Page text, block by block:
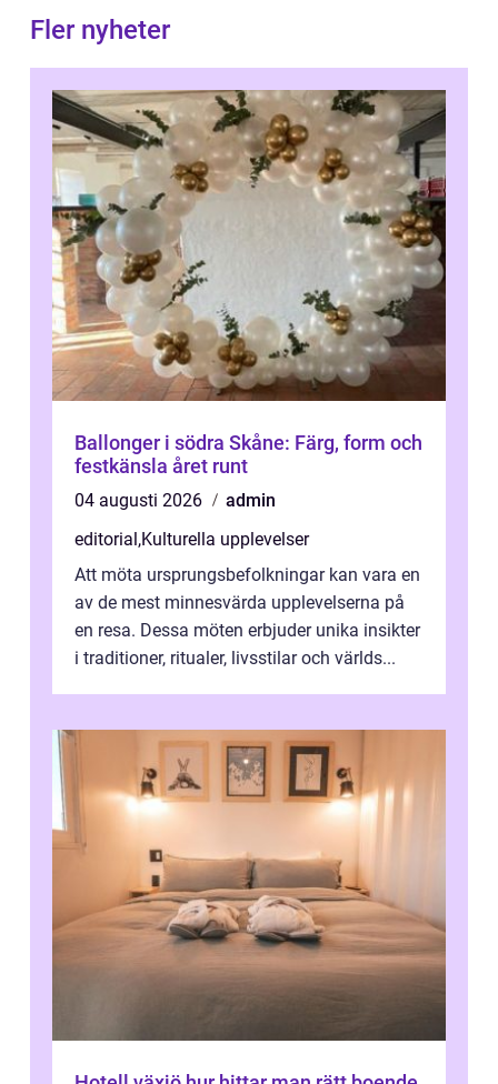
Fler nyheter
Ballonger i södra Skåne: Färg, form och
festkänsla året runt
04 augusti 2026
admin
editorial,Kulturella upplevelser
Att möta ursprungsbefolkningar kan vara en
av de mest minnesvärda upplevelserna på
en resa. Dessa möten erbjuder unika insikter
i traditioner, ritualer, livsstilar och världs...